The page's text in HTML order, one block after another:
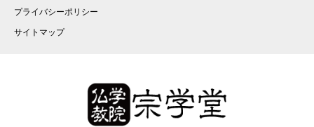
プライバシーポリシー
サイトマップ